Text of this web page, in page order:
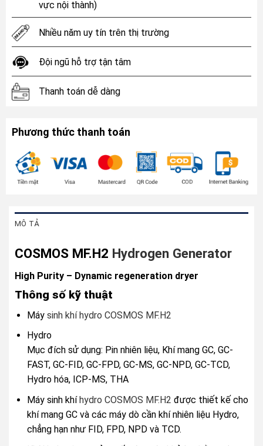
vực nội thành)
Nhiều năm uy tín trên thị trường
Đội ngũ hỗ trợ tận tâm
Thanh toán dễ dàng
Phương thức thanh toán
MÔ TẢ
COSMOS MF.H2 Hydrogen Generator
High Purity – Dynamic regeneration dryer
Thông số kỹ thuật
Máy sinh khí hydro COSMOS MF.H2
Hydro
Mục đích sử dụng: Pin nhiên liệu, Khí mang GC, GC-
FAST, GC-FID, GC-FPD, GC-MS, GC-NPD, GC-TCD,
Hydro hóa, ICP-MS, THA
Máy sinh khíhydro COSMOS MF.H2 được thiết kế cho
khí mang GC và các máy dò cần khí nhiên liệu Hydro,
chẳng hạn như FID, FPD, NPD và TCD.